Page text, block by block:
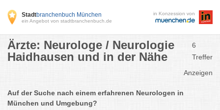
Stadtbranchenbuch München
ein Angebot von stadtbranchenbuch.de
in Konzession von
Ärzte: Neurologe / Neurologie
Haidhausen und in der Nähe
6
Treffer
Anzeigen
Auf der Suche nach einem erfahrenen Neurologen in
München und Umgebung?